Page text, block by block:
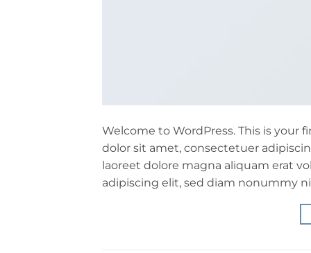
Welcome to WordPress. This is
dolor sit amet, consectetuer
laoreet dolore magna aliquam erat
adipiscing elit, sed diam nonummy